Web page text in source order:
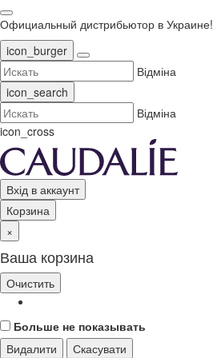
Официальный дистрибьютор в Украине!
icon_burger
Відміна
icon_search
Відміна
icon_cross
Вхід в аккаунт
Корзина
×
Ваша корзина
Очистить
Больше не показывать
Видалити
Скасувати